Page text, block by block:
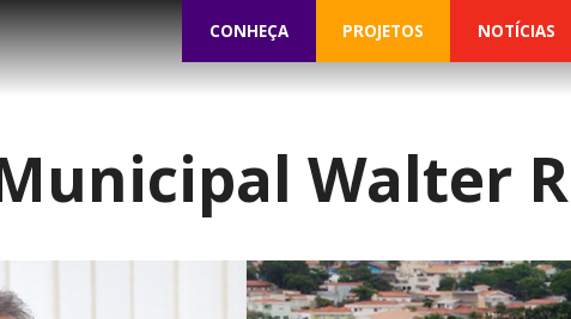
CONHEÇA PROJETOS NOTÍCIAS
Walter